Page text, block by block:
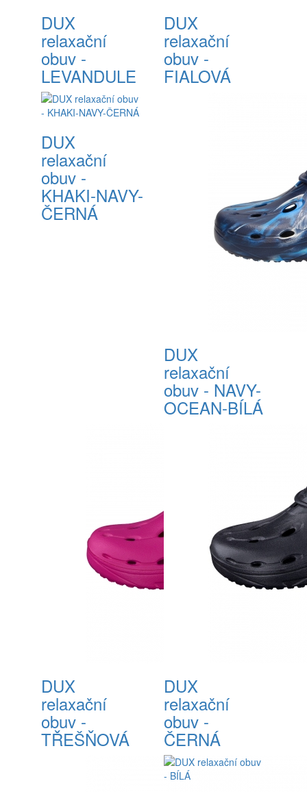
DUX
relaxační
obuv -
LEVANDULE
DUX
relaxační
obuv -
FIALOVÁ
DUX
relaxační
obuv -
KHAKI-NAVY-
ČERNÁ
DUX
relaxační
obuv - NAVY-
OCEAN-BÍLÁ
DUX
relaxační
obuv -
TŘEŠŇOVÁ
DUX
relaxační
obuv -
ČERNÁ